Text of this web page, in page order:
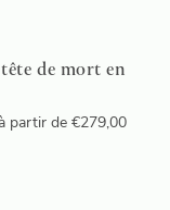
de mort en
à partir de €279,00